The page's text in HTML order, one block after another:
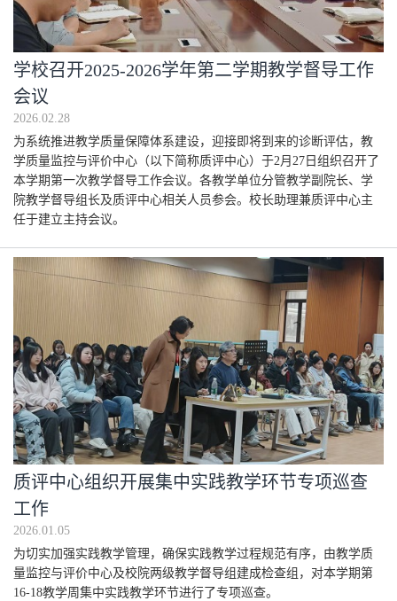
学校召开2025-2026学年第二学期教学督导工作
会议
2026.02.28
为系统推进教学质量保障体系建设，迎接即将到来的诊断评估，教
学质量监控与评价中心（以下简称质评中心）于2月27日组织召开了
本学期第一次教学督导工作会议。各教学单位分管教学副院长、学
院教学督导组长及质评中心相关人员参会。校长助理兼质评中心主
任于建立主持会议。
质评中心组织开展集中实践教学环节专项巡查
工作
2026.01.05
为切实加强实践教学管理，确保实践教学过程规范有序，由教学质
量监控与评价中心及校院两级教学督导组建成检查组，对本学期第
16-18教学周集中实践教学环节进行了专项巡查。